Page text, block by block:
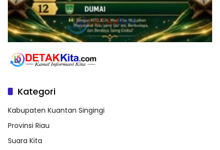
Kategori
Kabupaten Kuantan Singingi
Provinsi Riau
Suara Kita